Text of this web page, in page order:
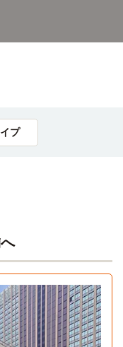
手線3分）→上
白河（3分）
手線3分）→上
キャン
電車
10分
電車
8分
電車
8分
プ